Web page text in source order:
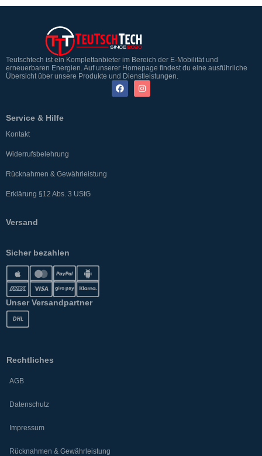
Teutschtech ist ein Komplettanbieter im Bereich der E-Mobilität und
erneuerbaren Energien. Auf unserer Homepage findest du eine ausführliche
Übersicht über unsere Produkte und Dienstleistungen.
Service & Hilfe
Kontakt
Widerrufsbelehrung
Rücknahmen & Gewährleistung
Erklärung §12 Abs. 3 UStG
Versand
Sicher bezahlen
Unser Versandpartner
Rechtliches
AGB
Datenschutz
Impressum
Rücknahmen & Gewährleistung